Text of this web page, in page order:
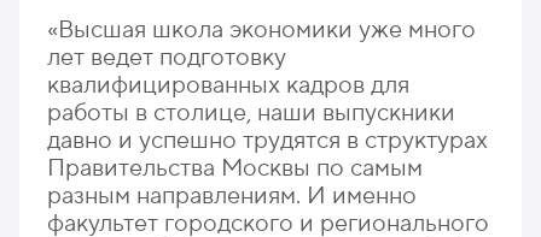
«Высшая школа экономики уже много
лет ведет подготовку
квалифицированных кадров для
работы в столице, наши выпускники
давно и успешно трудятся в структурах
Правительства Москвы по самым
разным направлениям. И именно
факультет городского и регионального